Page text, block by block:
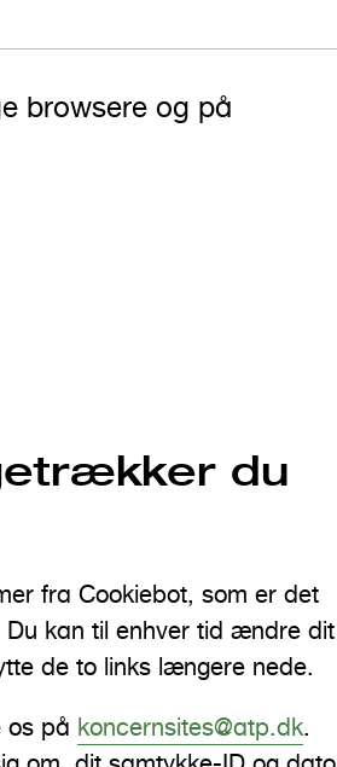
browsere og på
du
fra Cookiebot, som er det
kan til enhver tid ændre dit
de to links længere nede.
os på koncernsites@atp.dk.